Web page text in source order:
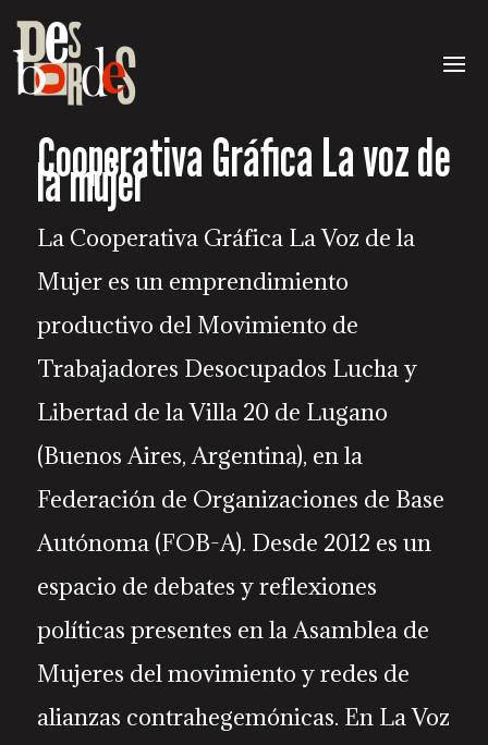
Cooperativa Gráfica La voz de
la mujer
La Cooperativa Gráfica La Voz de la
Mujer es un emprendimiento
productivo del Movimiento de
Trabajadores Desocupados Lucha y
Libertad de la Villa 20 de Lugano
(Buenos Aires, Argentina), en la
Federación de Organizaciones de Base
Autónoma (FOB-A). Desde 2012 es un
espacio de debates y reflexiones
políticas presentes en la Asamblea de
Mujeres del movimiento y redes de
alianzas contrahegemónicas. En La Voz